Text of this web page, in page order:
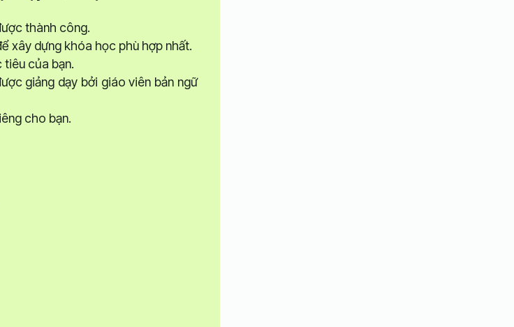
thành công.
xây dựng khóa học phù hợp nhất.
của bạn.
giảng dạy bởi giáo viên bản ngữ
cho bạn.